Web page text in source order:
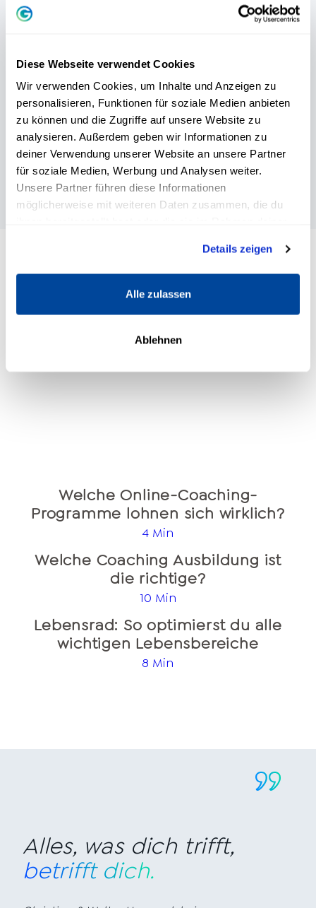
Diese Webseite verwendet Cookies
Wir verwenden Cookies, um Inhalte und Anzeigen zu
personalisieren, Funktionen für soziale Medien anbieten
zu können und die Zugriffe auf unsere Website zu
analysieren. Außerdem geben wir Informationen zu
deiner Verwendung unserer Website an unsere Partner
für soziale Medien, Werbung und Analysen weiter.
Unsere Partner führen diese Informationen
möglicherweise mit weiteren Daten zusammen, die du
Details zeigen
Alle zulassen
Ablehnen
Unser gratis DISG-Persönlichkeitstesthilft
Verhalten zu verstehen - und dabei deine
Stärken voll auszuleben.
GRATIS TEST STARTEN
COACHING
Welche Online-Coaching-
Programme lohnen sich wirklich?
4 Min
Welche Coaching Ausbildung ist
die richtige?
10 Min
Lebensrad: So optimierst du alle
wichtigen Lebensbereiche
8 Min
Alles, was dich trifft,
betrifft dich.